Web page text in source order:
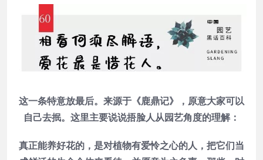
这一条特意放最后。来源于《鹿鼎记》，原意大家可以
自己去抿。这里主要说说捂脸人从园艺角度的理解：
真正能养好花的，是对植物有爱怜之心的人，把它们当